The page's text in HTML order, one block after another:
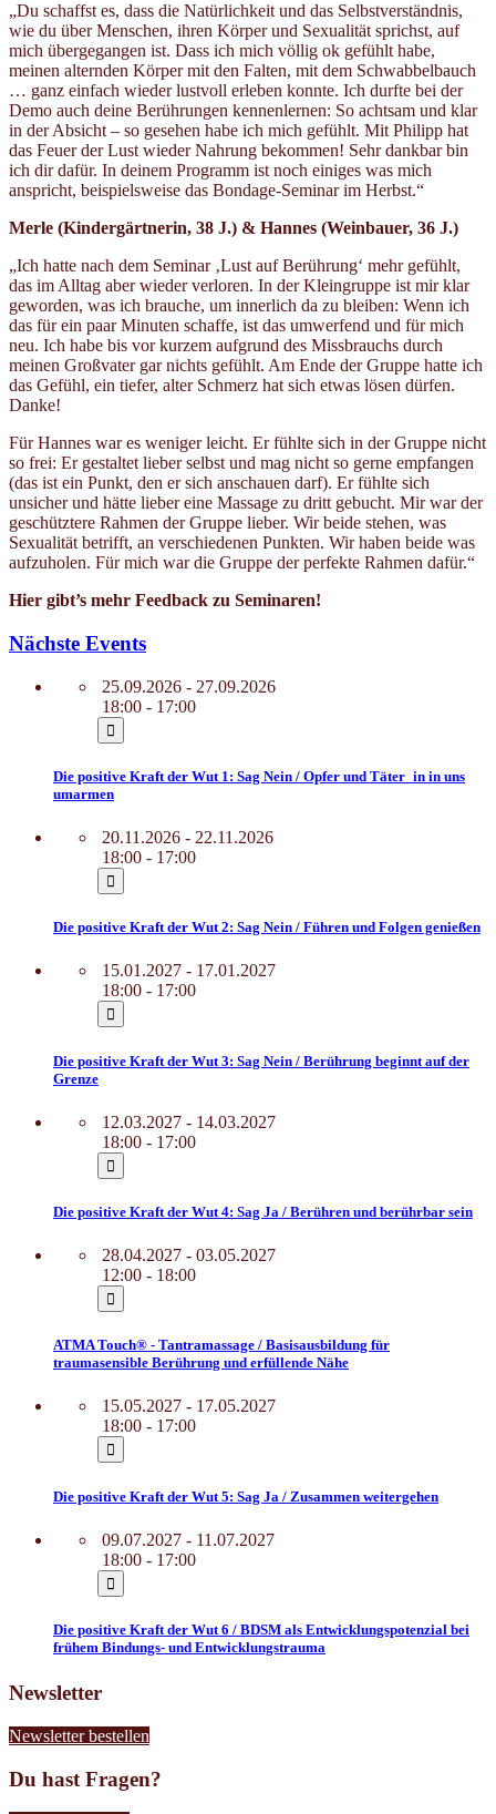
„Du schaffst es, dass die Natürlichkeit und das Selbstverständnis,
wie du über Menschen, ihren Körper und Sexualität sprichst, auf
mich übergegangen ist. Dass ich mich völlig ok gefühlt habe,
meinen alternden Körper mit den Falten, mit dem Schwabbelbauch
… ganz einfach wieder lustvoll erleben konnte. Ich durfte bei der
Demo auch deine Berührungen kennenlernen: So achtsam und klar
in der Absicht – so gesehen habe ich mich gefühlt. Mit Philipp hat
das Feuer der Lust wieder Nahrung bekommen! Sehr dankbar bin
ich dir dafür. In deinem Programm ist noch einiges was mich
anspricht, beispielsweise das Bondage-Seminar im Herbst.“
Merle (Kindergärtnerin, 38 J.) & Hannes (Weinbauer, 36 J.)
„Ich hatte nach dem Seminar ‚Lust auf Berührung‘ mehr gefühlt,
das im Alltag aber wieder verloren. In der Kleingruppe ist mir klar
geworden, was ich brauche, um innerlich da zu bleiben: Wenn ich
das für ein paar Minuten schaffe, ist das umwerfend und für mich
neu. Ich habe bis vor kurzem aufgrund des Missbrauchs durch
meinen Großvater gar nichts gefühlt. Am Ende der Gruppe hatte ich
das Gefühl, ein tiefer, alter Schmerz hat sich etwas lösen dürfen.
Danke!
Für Hannes war es weniger leicht. Er fühlte sich in der Gruppe nicht
so frei: Er gestaltet lieber selbst und mag nicht so gerne empfangen
(das ist ein Punkt, den er sich anschauen darf). Er fühlte sich
unsicher und hätte lieber eine Massage zu dritt gebucht. Mir war der
geschütztere Rahmen der Gruppe lieber. Wir beide stehen, was
Sexualität betrifft, an verschiedenen Punkten. Wir haben beide was
aufzuholen. Für mich war die Gruppe der perfekte Rahmen dafür.“
Hier gibt’s mehr Feedback zu Seminaren!
Nächste Events
25.09.2026 - 27.09.2026
18:00 - 17:00
Die positive Kraft der Wut 1: Sag Nein / Opfer und Täter_in in uns
umarmen
20.11.2026 - 22.11.2026
18:00 - 17:00
Die positive Kraft der Wut 2: Sag Nein / Führen und Folgen genießen
15.01.2027 - 17.01.2027
18:00 - 17:00
Die positive Kraft der Wut 3: Sag Nein / Berührung beginnt auf der
Grenze
12.03.2027 - 14.03.2027
18:00 - 17:00
Die positive Kraft der Wut 4: Sag Ja / Berühren und berührbar sein
28.04.2027 - 03.05.2027
12:00 - 18:00
ATMA Touch® - Tantramassage / Basisausbildung für
traumasensible Berührung und erfüllende Nähe
15.05.2027 - 17.05.2027
18:00 - 17:00
Die positive Kraft der Wut 5: Sag Ja / Zusammen weitergehen
09.07.2027 - 11.07.2027
18:00 - 17:00
Die positive Kraft der Wut 6 / BDSM als Entwicklungspotenzial bei
frühem Bindungs- und Entwicklungstrauma
Newsletter
Newsletter bestellen
Du hast Fragen?